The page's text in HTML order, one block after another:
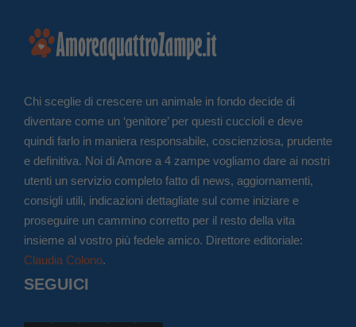
Chi sceglie di crescere un animale in fondo decide di
diventare come un ‘genitore’ per questi cuccioli e deve
quindi farlo in maniera responsabile, coscienziosa, prudente
e definitiva. Noi di Amore a 4 zampe vogliamo dare ai nostri
utenti un servizio completo fatto di news, aggiornamenti,
consigli utili, indicazioni dettagliate sul come iniziare e
proseguire un cammino corretto per il resto della vita
insieme al vostro più fedele amico. Direttore editoriale:
Claudia Colono.
SEGUICI